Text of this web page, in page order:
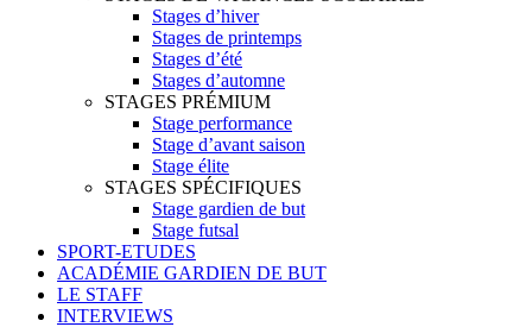
Stages d’hiver
Stages de printemps
Stages d’été
Stages d’automne
STAGES PRÉMIUM
Stage performance
Stage d’avant saison
Stage élite
STAGES SPÉCIFIQUES
Stage gardien de but
Stage futsal
SPORT-ETUDES
ACADÉMIE GARDIEN DE BUT
LE STAFF
INTERVIEWS